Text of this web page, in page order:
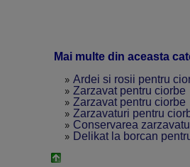
Mai multe din aceasta
» Ardei si rosii pentru
» Zarzavat pentru ciorbe
» Zarzavat pentru ciorbe
» Zarzavaturi pentru
» Conservarea
» Delikat la borcan